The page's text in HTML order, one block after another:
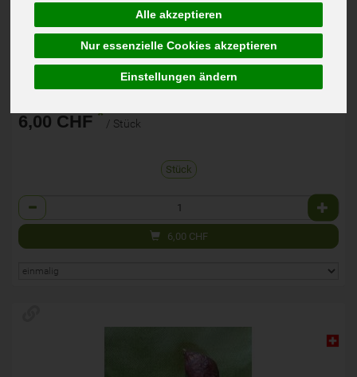
Alle akzeptieren
Nur essenzielle Cookies akzeptieren
Einstellungen ändern
Rind Knobli Würstli geräuchert
6,00 CHF* / Stück
Stück
Anzahl
6,00 CHF